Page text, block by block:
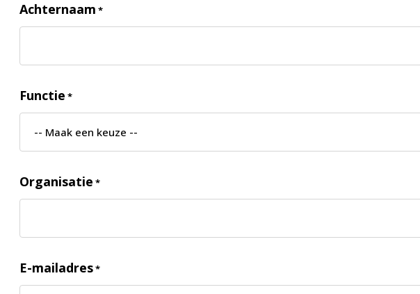
Achternaam *
Functie *
Organisatie *
E-mailadres*